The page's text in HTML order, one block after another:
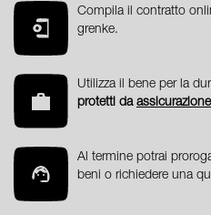
Compila il contratto
grenke.
Utilizza il bene per la
protetti da
Al termine potrai
beni o richiedere una